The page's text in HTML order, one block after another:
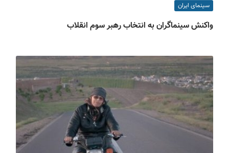
سینمای ایران
واکنش سینماگران به انتخاب رهبر سوم انقلاب